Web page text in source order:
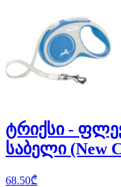
ტრიქსი -
საბელი (New
68.50₾